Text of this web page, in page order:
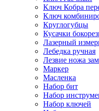
Ключ Кобра
Ключ
Круглогубцы
Кусачки
Лазерный
Лебедка ручная
Лезвие ножа
Маркер
Масленка
Набор бит
Набор
Набор ключей